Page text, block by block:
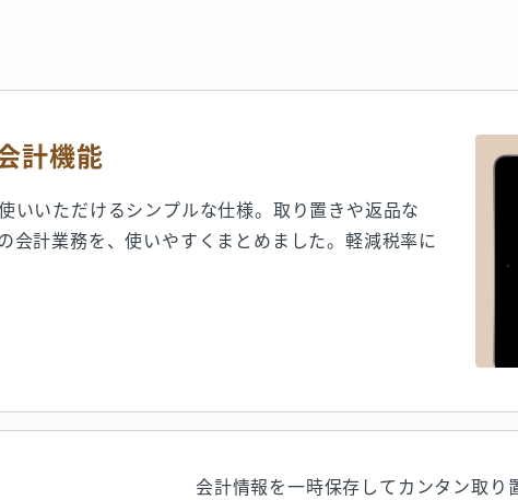
計機能
いいただけるシンプルな仕様。取り置きや返品な
会計業務を、使いやすくまとめました。軽減税率に
会計情報を一時保存してカンタン取り